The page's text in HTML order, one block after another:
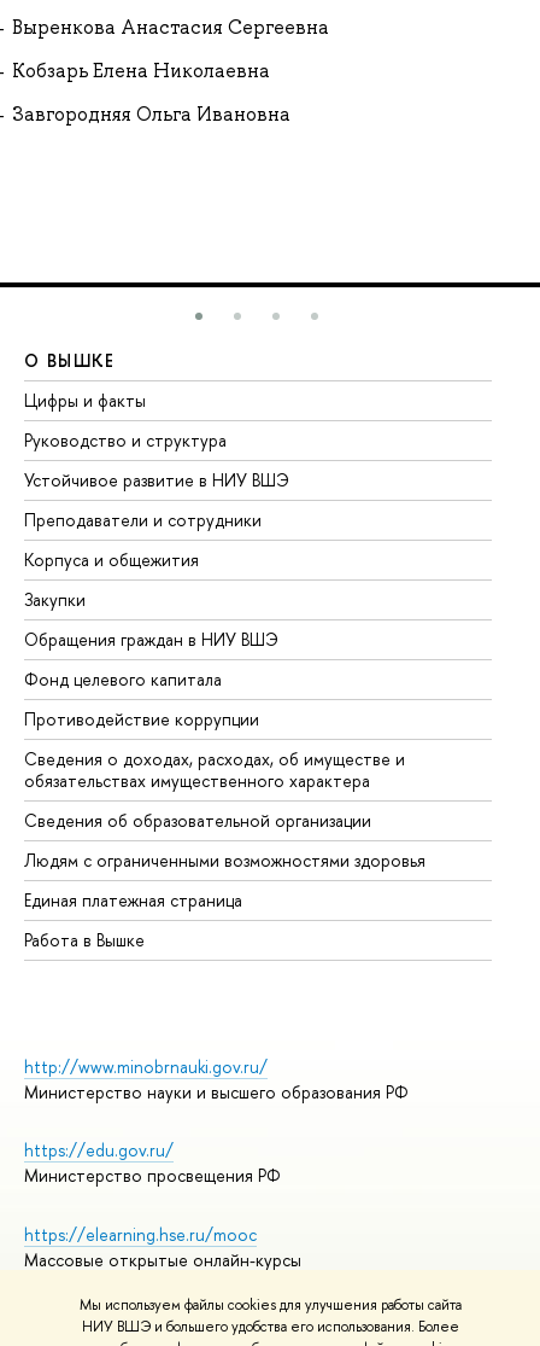
Мы используем файлы cookies для улучшения работы сайта
НИУ ВШЭ и большего удобства его использования. Более
Выренкова Анастасия Сергеевна
Кобзарь Елена Николаевна
Завгородняя Ольга Ивановна
О ВЫШКЕ
Цифры и факты
Руководство и структура
Устойчивое развитие в НИУ ВШЭ
Преподаватели и сотрудники
Корпуса и общежития
Закупки
Обращения граждан в НИУ ВШЭ
Фонд целевого капитала
Противодействие коррупции
Сведения о доходах, расходах, об имуществе и
обязательствах имущественного характера
Сведения об образовательной организации
Людям с ограниченными возможностями здоровья
Единая платежная страница
Работа в Вышке
http://www.minobrnauki.gov.ru/
Министерство науки и высшего образования РФ
https://edu.gov.ru/
Министерство просвещения РФ
https://elearning.hse.ru/mooc
Массовые открытые онлайн-курсы